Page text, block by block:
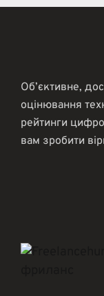
Об’єктивне,
оцінювання
рейтинги
вам зробити